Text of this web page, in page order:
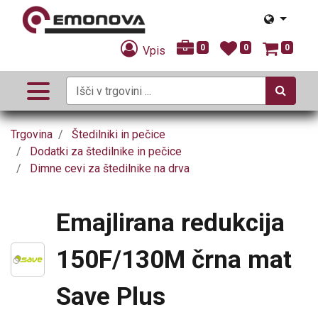
Vpis 0 0 0
Trgovina
Štedilniki in pečice
Dodatki za štedilnike in pečice
Dimne cevi za štedilnike na drva
Emajlirana redukcija
150F/130M črna mat
Save Plus